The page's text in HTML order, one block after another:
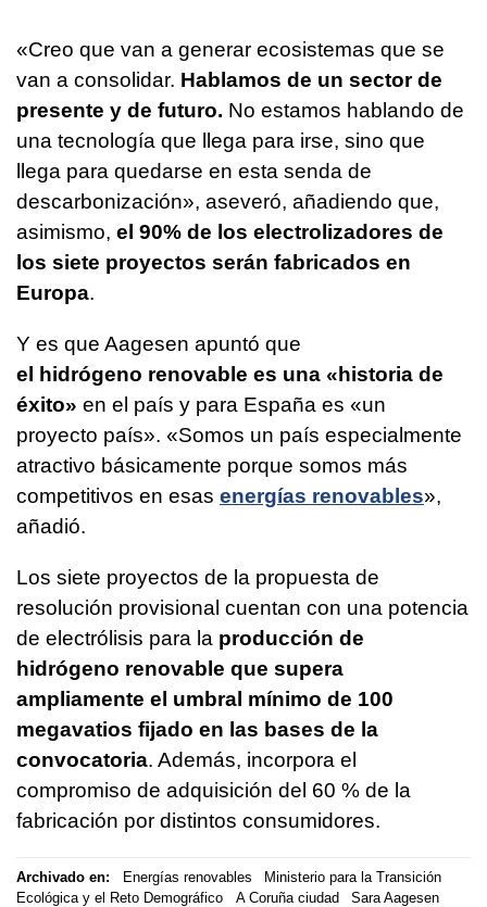
«Creo que van a generar ecosistemas que se
van a consolidar. Hablamos de un sector de
presente y de futuro. No estamos hablando de
una tecnología que llega para irse, sino que
llega para quedarse en esta senda de
descarbonización», aseveró, añadiendo que,
asimismo, el 90% de los electrolizadores de
los siete proyectos serán fabricados en
Europa.
Y es que Aagesen apuntó que
el hidrógeno renovable es una «historia de
éxito» en el país y para España es «un
proyecto país». «Somos un país especialmente
atractivo básicamente porque somos más
competitivos en esas energías renovables»,
añadió.
Los siete proyectos de la propuesta de
resolución provisional cuentan con una potencia
de electrólisis para la producción de
hidrógeno renovable que supera
ampliamente el umbral mínimo de 100
megavatios fijado en las bases de la
convocatoria. Además, incorpora el
compromiso de adquisición del 60 % de la
fabricación por distintos consumidores.
Archivado en: Energías renovables
Ministerio para la Transición
Ecológica y el Reto Demográfico
A Coruña ciudad
Sara Aagesen